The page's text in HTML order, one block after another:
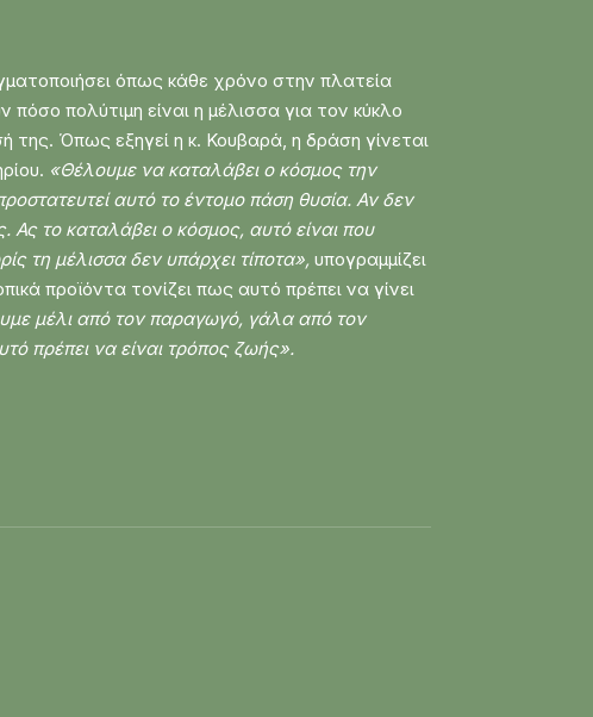
όπως κάθε χρόνο στην πλατεία
πολύτιμη είναι η μέλισσα για τον κύκλο
της. Όπως εξηγεί η κ. Κουβαρά, η δράση γίνεται
«Θέλουμε να καταλάβει ο κόσμος την
αυτό το έντομο πάση θυσία. Αν δεν
το καταλάβει ο κόσμος, αυτό είναι που
τη μέλισσα δεν υπάρχει τίποτα», υπογραμμίζει
προϊόντα τονίζει πως αυτό πρέπει να γίνει
μέλι από τον παραγωγό, γάλα από τον
πρέπει να είναι τρόπος ζωής».